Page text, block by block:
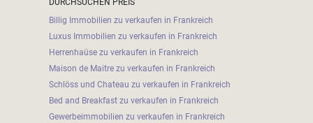
Billig Immobilien zu verkaufen in Frankreich
Luxus Immobilien zu verkaufen in Frankreich
Herrenhaüse zu verkaufen in Frankreich
Maison de Maitre zu verkaufen in Frankreich
Schlöss und Chateau zu verkaufen in Frankreich
Bed and Breakfast zu verkaufen in Frankreich
Gewerbeimmobilien zu verkaufen in Frankreich